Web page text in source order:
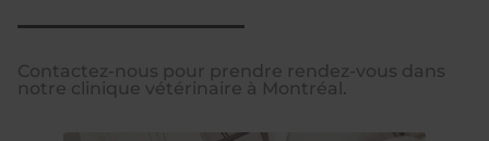
Contactez-nous pour prendre rendez-vous dans
notre clinique vétérinaire à Montréal.